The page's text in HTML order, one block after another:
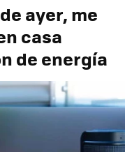
ayer, me
casa
de energía